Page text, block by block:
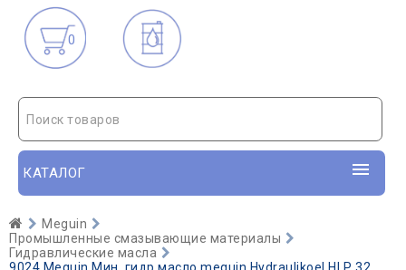
0
Поиск товаров
КАТАЛОГ
Meguin
Промышленные смазывающие материалы
Гидравлические масла